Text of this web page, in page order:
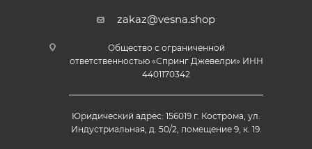
zakaz@vesna.shop
Общество с ограниченной
ответственностью «Спринг Джевелри» ИНН
4401170342
Юридический адрес: 156019 г. Кострома, ул.
Индустриальная, д. 50/2, помещение 9, к. 19.